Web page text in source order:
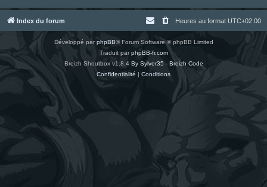
Index du forum Heures au format UTC+02:00
Développé parphpBB® Forum Software © phpBB Limited
Traduit parphpBB-fr.com
Breizh Shoutbox v1.8.4 By Sylver35 - Breizh Code
Confidentialité | Conditions